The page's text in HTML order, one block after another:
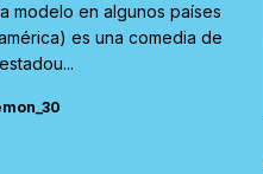
modelo en algunos países
es una comedia de